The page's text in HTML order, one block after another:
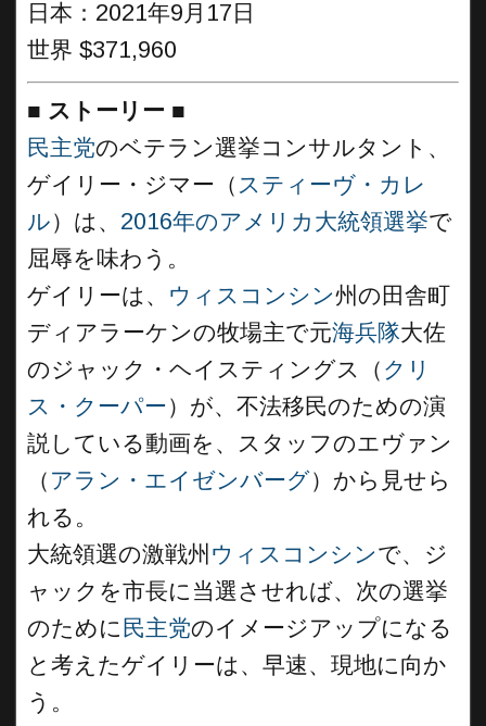
日本：2021年9月17日
世界 $371,960
■ ストーリー ■
民主党のベテラン選挙コンサルタント、
ゲイリー・ジマー（ スティーヴ・カレ
ル）は、 2016年のアメリカ大統領選挙で
屈辱を味わう。
ゲイリーは、 ウィスコンシン州の田舎町
ディアラーケンの牧場主で元海兵隊大佐
のジャック・ヘイスティングス（ クリ
ス・クーパー）が、不法移民のための演
説している動画を、スタッフのエヴァン
（ アラン・エイゼンバーグ）から見せら
れる。
大統領選の激戦州 ウィスコンシンで、ジ
ャックを市長に当選させれば、次の選挙
のために 民主党のイメージアップになる
と考えたゲイリーは、早速、現地に向か
う。